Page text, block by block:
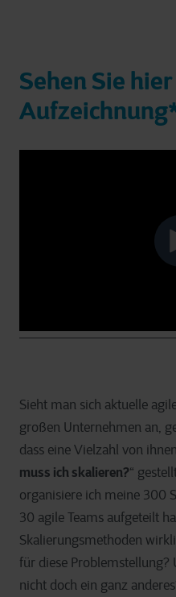
Sehen Sie
Sieht man sich aktuelle
großen Unternehmen an,
dass eine Vielzahl von
muss ich skalieren?“
organisiere ich meine 300
30 agile Teams aufgeteilt
Skalierungsmethoden
für diese Problemstellung?
nicht doch ein ganz